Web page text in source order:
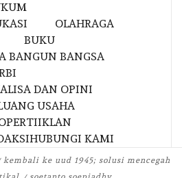
BUKU
OLAHRAGA
BANGUN BANGSA
DAN OPINI
USAHA
IKLAN
HUBUNGI KAMI
kembali ke uud 1945; solusi mencegah